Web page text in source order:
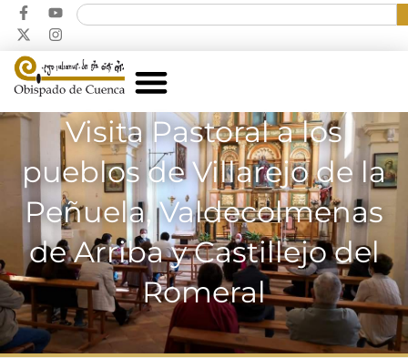
Visita Pastoral a los
pueblos de Villarejo de la
Peñuela, Valdecolmenas
de Arriba y Castillejo del
Romeral